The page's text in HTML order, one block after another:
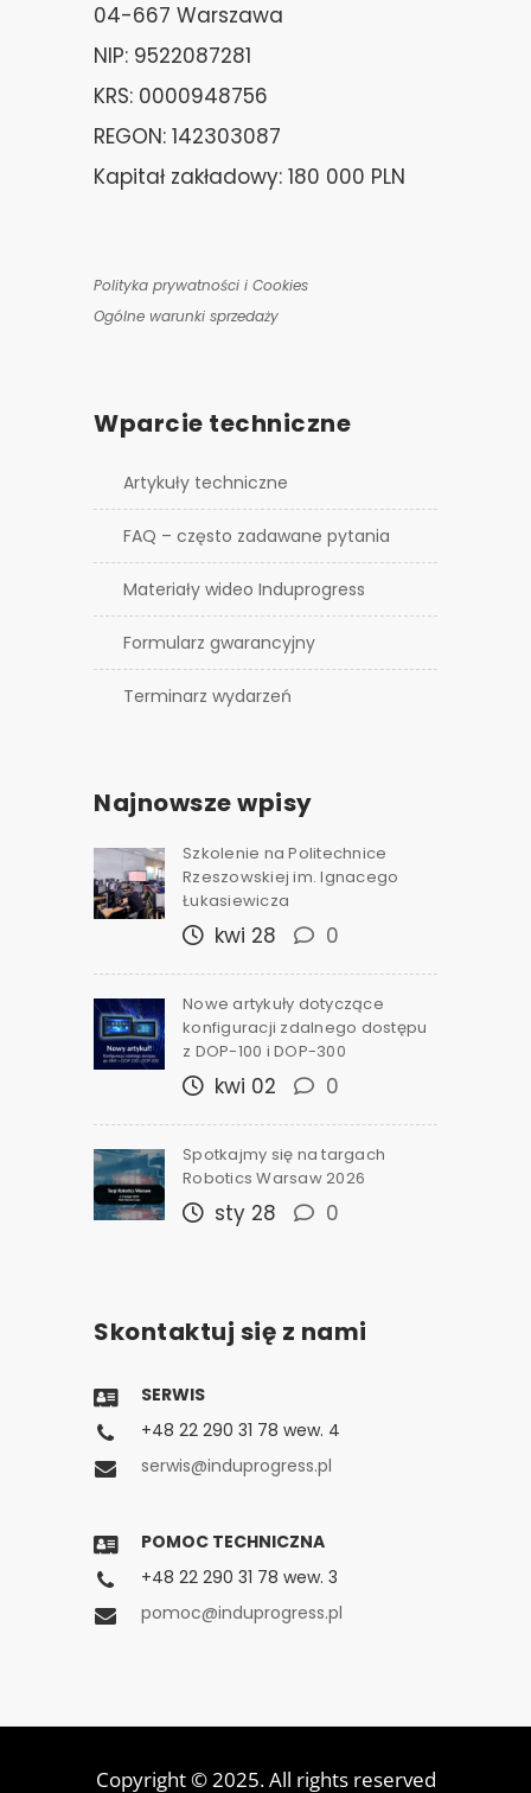
04-667 Warszawa
NIP: 9522087281
KRS: 0000948756
REGON: 142303087
Kapitał zakładowy: 180 000 PLN
Polityka prywatności i Cookies
Ogólne warunki sprzedaży
Wparcie techniczne
Artykuły techniczne
FAQ – często zadawane pytania
Materiały wideo Induprogress
Formularz gwarancyjny
Terminarz wydarzeń
Najnowsze wpisy
Szkolenie na Politechnice
Rzeszowskiej im. Ignacego
Łukasiewicza
kwi 28 0
Nowe artykuły dotyczące
konfiguracji zdalnego dostępu
z DOP-100 i DOP-300
kwi 02 0
Spotkajmy się na targach
Robotics Warsaw 2026
sty 28 0
Skontaktuj się z nami
SERWIS
+48 22 290 31 78 wew. 4
serwis@induprogress.pl
POMOC TECHNICZNA
+48 22 290 31 78 wew. 3
pomoc@induprogress.pl
Copyright © 2025. All rights reserved